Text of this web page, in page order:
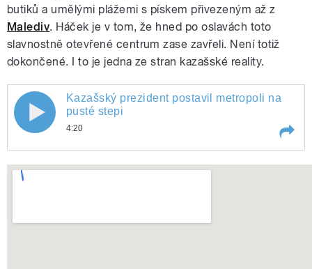
butiků a umělými plážemi s pískem přivezeným až z
Malediv. Háček je v tom, že hned po oslavách toto
slavnostně otevřené centrum zase zavřeli. Není totiž
dokončené. I to je jedna ze stran kazašské reality.
Kazašský prezident postavil metropoli
na pusté stepi
Play /
Kazašský prezident postavil metropoli na
pusté stepi
4:20
Kazašský prezident postavil metropoli na pusté stepi